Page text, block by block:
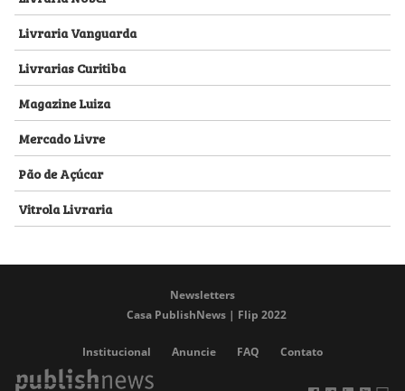
Livraria Vanguarda
Livrarias Curitiba
Magazine Luiza
Mercado Livre
Pão de Açúcar
Vitrola Livraria
Newsletters
Casa PublishNews | Flip 2022
Institucional Anuncie FAQ Contato